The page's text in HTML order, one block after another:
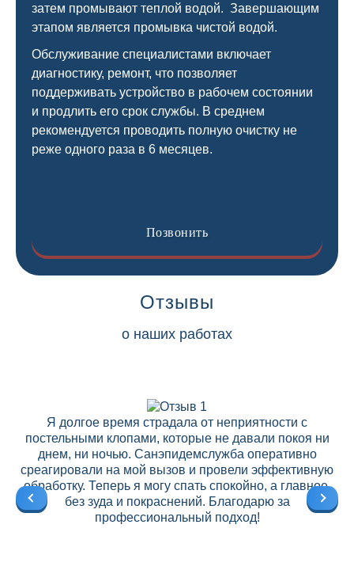
Отзывы
о наших работах
Я долгое время страдала от неприятности с
постельными клопами, которые не давали покоя ни
днем, ни ночью. Санэпидемслужба оперативно
среагировали на мой вызов и провели эффективную
обработку. Теперь я могу спать спокойно, а главное,
без зуда и покраснений. Благодарю за
профессиональный подход!
затем промывают теплой водой. Завершающим
этапом является промывка чистой водой.
Обслуживание специалистами включает
диагностику, ремонт, что позволяет
поддерживать устройство в рабочем состоянии
и продлить его срок службы. В среднем
рекомендуется проводить полную очистку не
реже одного раза в 6 месяцев.
Позвонить